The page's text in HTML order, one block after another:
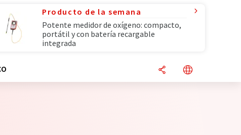
Producto de la semana
Potente medidor de oxígeno: compacto,
portátil y con batería recargable
integrada